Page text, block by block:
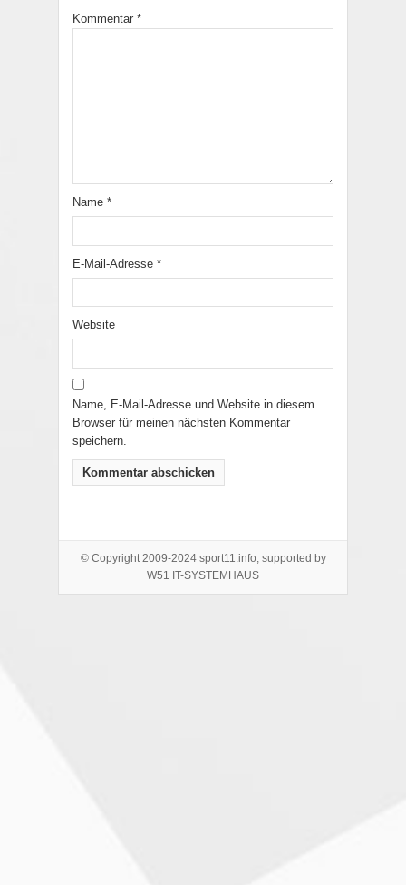
Kommentar *
Name *
E-Mail-Adresse *
Website
Name, E-Mail-Adresse und Website in diesem
Browser für meinen nächsten Kommentar
speichern.
© Copyright 2009-2024 sport11.info, supported by
W51 IT-SYSTEMHAUS